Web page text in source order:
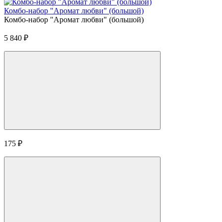
Комбо-набор "Аромат любви" (большой)
Комбо-набор "Аромат любви" (большой)
5 840 ₽
175 ₽